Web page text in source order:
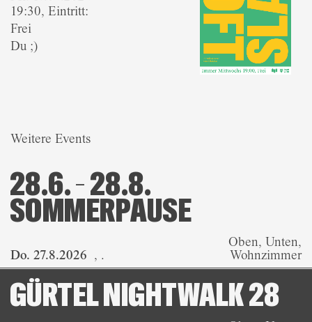
19:30, Eintritt:
Frei
Du ;)
Weitere Events
Do. 27.8.2026 , .
28.6. – 28.8.
SOMMERPAUSE
Oben, Unten,
Wohnzimmer
GÜRTEL NIGHTWALK 28